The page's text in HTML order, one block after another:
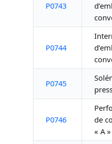
P0743
P0744
P0745
P0746
de
« A